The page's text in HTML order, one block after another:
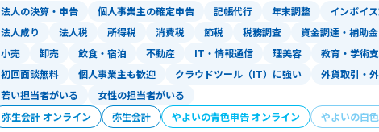
■ オンライン中心の対応
ご面談は基本WEB会議（Google Meet）、や
サポートいたします。
対面やお電話でのご対応も、必要に応じて承
■ 親しみやすさと信頼感
法人の決算・申告 個人事業主の確定申告 記帳代行 年末調整 インボイ
法人成り
法人税 所得税 消費税 節税 税務調査 資金調達・補助
小売 卸売 飲食・宿泊 不動産 IT・情報通信 理美容 教育・学術
初回面談無料 個人事業主も歓迎 クラウドツール（IT）に強い 外貨取引・
若い担当者がいる
女性の担当者がいる
弥生会計 オンライン 弥生会計 やよいの青色申告 オンライン やよいの白